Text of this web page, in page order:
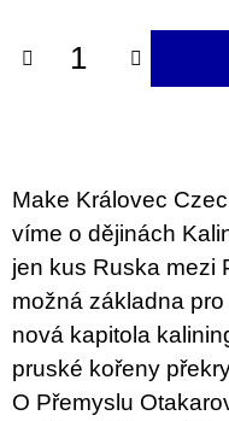
Make Královec
víme o dějinách
jen kus Ruska mezi
možná základna
nová kapitola
pruské kořeny
O Přemyslu
r
e
n
d
BRUTAL
165
Kč